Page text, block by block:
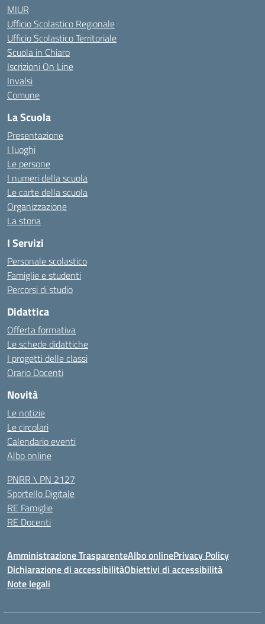
MIUR
Ufficio Scolastico Regionale
Ufficio Scolastico Territoriale
Scuola in Chiaro
Iscrizioni On Line
Invalsi
Comune
La Scuola
Presentazione
I luoghi
Le persone
I numeri della scuola
Le carte della scuola
Organizzazione
La storia
I Servizi
Personale scolastico
Famiglie e studenti
Percorsi di studio
Didattica
Offerta formativa
Le schede didattiche
I progetti delle classi
Orario Docenti
Novità
Le notizie
Le circolari
Calendario eventi
Albo online
PNRR \ PN 2127
Sportello Digitale
RE Famiglie
RE Docenti
Amministrazione TrasparenteAlbo onlinePrivacy Policy
Dichiarazione di accessibilitàObiettivi di accessibilità
Note legali